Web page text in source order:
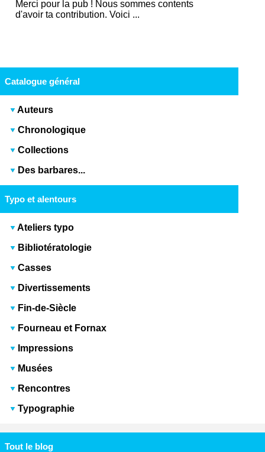
Merci pour la pub ! Nous sommes contents
d'avoir ta contribution. Voici ...
Catalogue général
Auteurs
Chronologique
Collections
Des barbares...
Typo et alentours
Ateliers typo
Bibliotératologie
Casses
Divertissements
Fin-de-Siècle
Fourneau et Fornax
Impressions
Musées
Rencontres
Typographie
Tout le blog